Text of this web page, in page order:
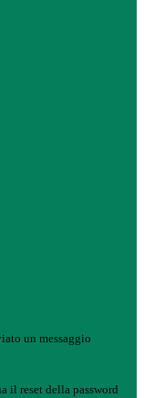
un messaggio
il reset della password